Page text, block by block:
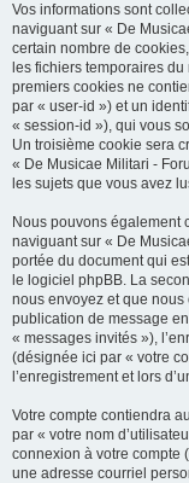
Vos informations sont
naviguant sur « De
certain nombre de
les fichiers temporaires
premiers cookies ne
par « user-id ») et un
« session-id »), qui vous
Un troisième cookie sera
« De Musicae Militari -
les sujets que vous avez
Nous pouvons également
naviguant sur « De
portée du document qui
le logiciel phpBB. La
nous envoyez et que nous
publication de message
« messages invités »),
(désignée ici par « votre
l’enregistrement et lors
Votre compte contiendra
par « votre nom
connexion à votre compte
une adresse courriel